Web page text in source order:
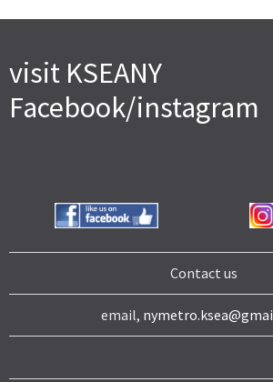
visit KSEANY
Facebook/instagram
Contact us
email,